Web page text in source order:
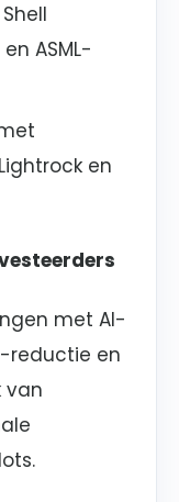
ASML-
en
met AI-
reductie en
van